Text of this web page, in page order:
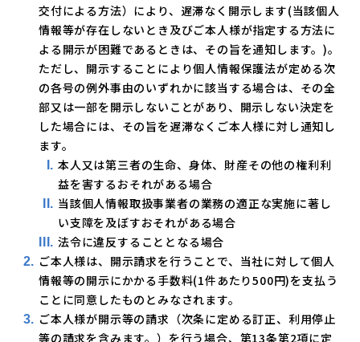
交付による方法）により、遅滞なく開示します(当該個人
情報等が存在しないとき及びご本人様が指定する方法に
よる開示が困難であるときは、その旨を通知します。)。
ただし、開示することにより個人情報保護法が定める次
の各号の例外事由のいずれかに該当する場合は、その全
部又は一部を開示しないことがあり、開示しない決定を
した場合には、その旨を遅滞なくご本人様に対し通知し
ます。
本人又は第三者の生命、身体、財産その他の権利利
益を害するおそれがある場合
当該個人情報取扱事業者の業務の適正な実施に著し
い支障を及ぼすおそれがある場合
法令に違反することとなる場合
ご本人様は、開示請求を行うことで、当社に対して個人
情報等の開示にかかる手数料(1件あたり500円)を支払う
ことに同意したものとみなされます。
ご本人様が開示等の請求（次条に定める訂正、利用停止
等の請求を含みます。）を行う場合、第13条第2項に定